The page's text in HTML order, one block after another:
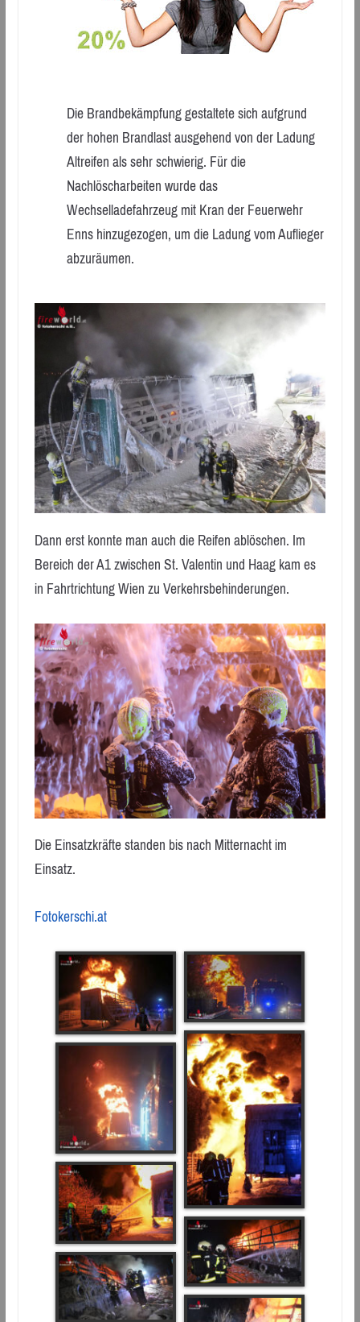
Die Brandbekämpfung gestaltete sich aufgrund
der hohen Brandlast ausgehend von der Ladung
Altreifen als sehr schwierig. Für die
Nachlöscharbeiten wurde das
Wechselladefahrzeug mit Kran der Feuerwehr
Enns hinzugezogen, um die Ladung vom Auflieger
abzuräumen.
Dann erst konnte man auch die Reifen ablöschen. Im
Bereich der A1 zwischen St. Valentin und Haag kam es
in Fahrtrichtung Wien zu Verkehrsbehinderungen.
Die Einsatzkräfte standen bis nach Mitternacht im
Einsatz.
Fotokerschi.at